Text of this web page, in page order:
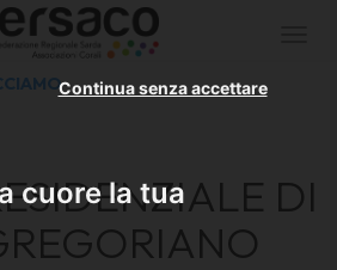
cuore la tua
Continua senza accettare
DI